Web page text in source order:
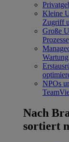
Kleine
Zugriff
Große
Prozesse
NPOs
Nach
sortiert